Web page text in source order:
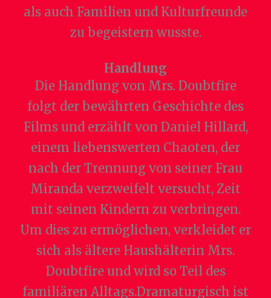
als auch Familien und Kulturfreunde
zu begeistern wusste.
Handlung
Die Handlung von Mrs. Doubtfire
folgt der bewährten Geschichte des
Films und erzählt von Daniel Hillard,
einem liebenswerten Chaoten, der
nach der Trennung von seiner Frau
Miranda verzweifelt versucht, Zeit
mit seinen Kindern zu verbringen.
Um dies zu ermöglichen, verkleidet er
sich als ältere Haushälterin Mrs.
Doubtfire und wird so Teil des
familiären Alltags.Dramaturgisch ist